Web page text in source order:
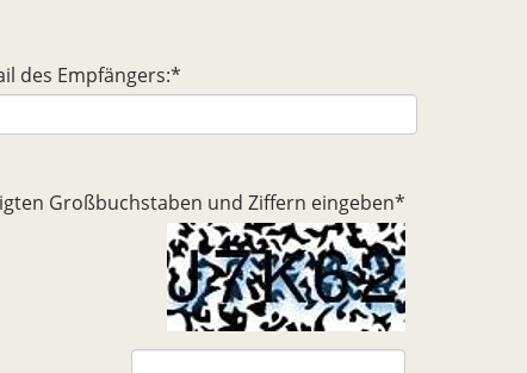
des Empfängers:*
Großbuchstaben und Ziffern eingeben*